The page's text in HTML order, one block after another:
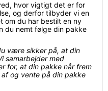
hvor vigtigt det er for
og derfor tilbyder vi en
om du har bestilt en ny
du nemt følge din pakke
være sikker på, at din
samarbejder med
for, at din pakke når frem
og vente på din pakke